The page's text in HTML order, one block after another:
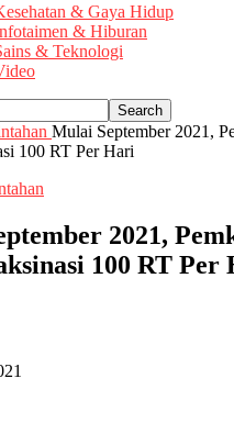
& Gaya Hidup
& Hiburan
& Teknologi
Mulai September 2021,
100 RT Per Hari
2021,
100 RT Per